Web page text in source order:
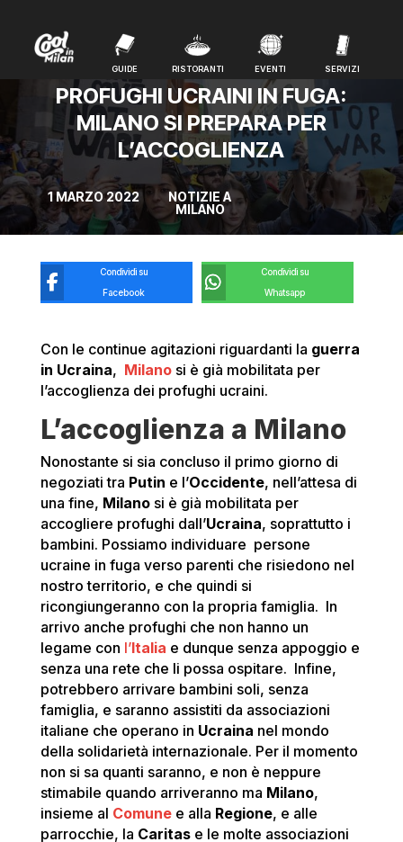
GUIDE RISTORANTI EVENTI SERVIZI
GUIDE RISTORANTI EVENTI SERVIZI
PROFUGHI UCRAINI IN FUGA:
MILANO SI PREPARA PER
L’ACCOGLIENZA
1 MARZO 2022
NOTIZIE A
MILANO
Condividi su
Facebook
Condividi su
Whatsapp
Con le continue agitazioni riguardanti la guerra
in Ucraina, Milanosi è già mobilitata per
l’accoglienza dei profughi ucraini.
L’accoglienza a Milano
Nonostante si sia concluso il primo giorno di
negoziati tra Putin e l’Occidente, nell’attesa di
una fine, Milanosi è già mobilitata per
accogliere profughi dall’Ucraina, soprattutto i
bambini. Possiamo individuare persone
ucraine in fuga verso parenti che risiedono nel
nostro territorio, e che quindi si
ricongiungeranno con la propria famiglia. In
arrivo anche profughi che non hanno un
legame con l’Italia e dunque senza appoggio e
senza una rete che li possa ospitare. Infine,
potrebbero arrivare bambini soli, senza
famiglia, e saranno assistiti da associazioni
italiane che operano in Ucraina nel mondo
della solidarietà internazionale. Per il momento
non si sa quanti saranno, e non è neppure
stimabile quando arriveranno ma Milano,
insieme al Comunee alla Regione, e alle
parrocchie, la Caritase le molte associazioni